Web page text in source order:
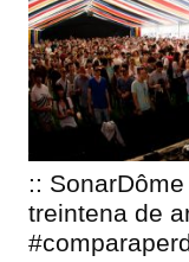
::
treintena de